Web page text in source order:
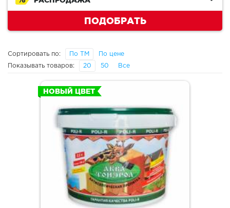
ПОДОБРАТЬ
Сортировать по: По ТМ По цене
Показывать товаров: 20 50 Все
НОВЫЙ ЦВЕТ